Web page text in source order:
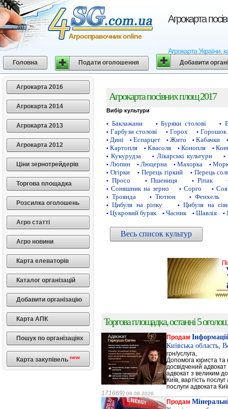
Агрокарта
Агрокарта України,
Агросправочник online
Головна Подати оголошення Добавити
Агрокарта 2016
Агрокарта 2014
Агрокарта 2013
Агрокарта 2012
Ціни зернотрейдерів
Торгова площадка
Розсилка оголошень
Агро статті
Агро новини
Карта елеваторів
Каталог організацій
Добавити організацію
Карта АПК
Пошук по організаціях
Карта закупівель new
Агрокарта посівних площ 2017
Вибір культури
• Баклажани • Буряки столові •
• Гарбузи столові • Горох • Горошок
• Дині • Еспарцет • Жито • Кабачки
•
• Картопля • Квасоля • Конопля •
• Кукурудза • Лікарські культури
•
• Люпин • Люцерна • Махорка •
• Огірки • Перець гіркий • Перець
• Просо • Пшениця • Ріпак
• Соняшник на зерно • Сорго • Соя
• Троянда • Тютюн • Фенхель
• Цибуля на ріпку • Цибуля на
• Цукровий буряк • Часник • Шавлія •
Весь список культур
Торгова площадка, останні 5
Продам
Київська область,
грн/услуга,
Допомога юриста та
досвідчений
адвокат з великим
Київ, вартість
послуги адвоката
171669) 08.08.2026
Продам